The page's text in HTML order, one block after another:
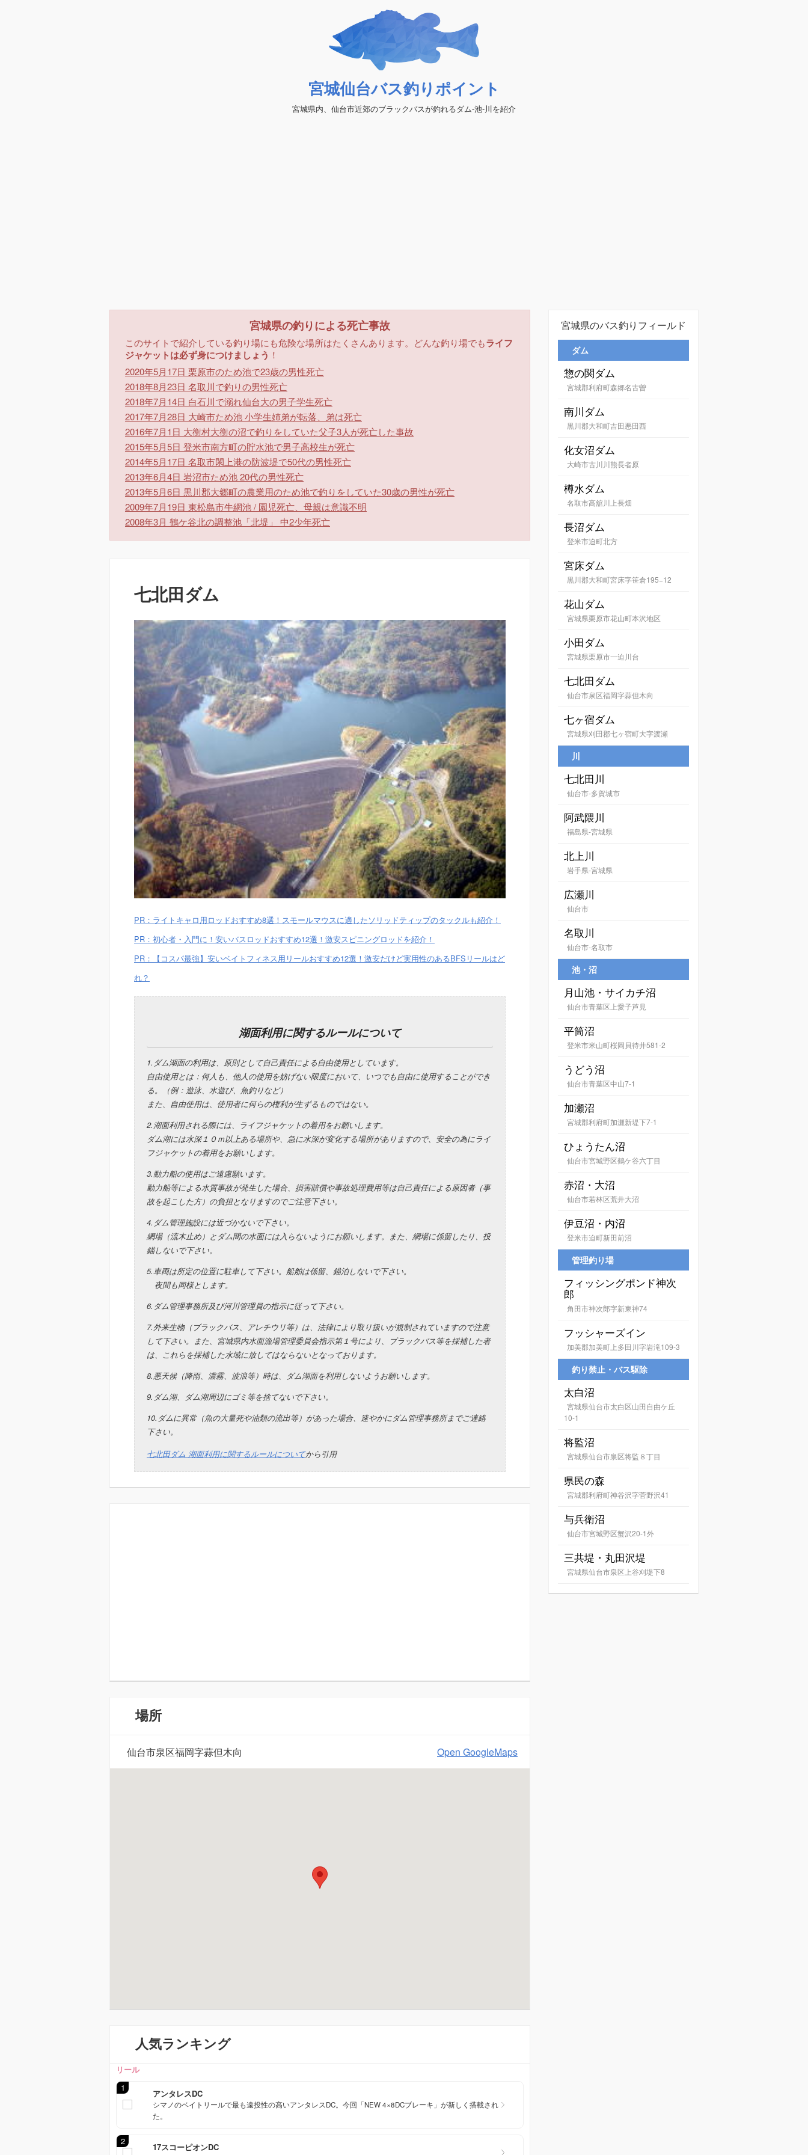
宮城仙台バス釣りポイント
宮城県内、仙台市近郊のブラックバスが釣れるダム-池-川を紹介
宮城県の釣りによる死亡事故
このサイトで紹介している釣り場にも危険な場所はたくさんあります。どんな釣り場でもライフ
ジャケットは必ず身につけましょう ！
2020年5月17日 栗原市のため池で23歳の男性死亡
2018年8月23日 名取川で釣りの男性死亡
2018年7月14日 白石川で溺れ仙台大の男子学生死亡
2017年7月28日 大崎市ため池 小学生姉弟が転落、弟は死亡
2016年7月1日 大衡村大衡の沼で釣りをしていた父子3人が死亡した事故
2015年5月5日 登米市南方町の貯水池で男子高校生が死亡
2014年5月17日 名取市閖上港の防波堤で50代の男性死亡
2013年6月4日 岩沼市ため池 20代の男性死亡
2013年5月6日 黒川郡大郷町の農業用のため池で釣りをしていた30歳の男性が死亡
2009年7月19日 東松島市牛網池 / 園児死亡、母親は意識不明
2008年3月 鶴ケ谷北の調整池「北堤」 中2少年死亡
七北田ダム
PR：ライトキャロ用ロッドおすすめ8選！スモールマウスに適したソリッドティップのタックルも紹介！
PR：初心者・入門に！安いバスロッドおすすめ12選！激安スピニングロッドを紹介！
PR：【コスパ最強】安いベイトフィネス用リールおすすめ12選！激安だけど実用性のあるBFSリールはど
れ？
湖面利用に関するルールについて
1.ダム湖面の利用は、原則として自己責任による自由使用としています。
自由使用とは：何人も、他人の使用を妨げない限度において、いつでも自由に使用することができ
る。（例：遊泳、水遊び、魚釣りなど）
また、自由使用は、使用者に何らの権利が生ずるものではない。
2.湖面利用される際には、ライフジャケットの着用をお願いします。
ダム湖には水深１０ｍ以上ある場所や、急に水深が変化する場所がありますので、安全の為にライ
フジャケットの着用をお願いします。
3.動力船の使用はご遠慮願います。
動力船等による水質事故が発生した場合、損害賠償や事故処理費用等は自己責任による原因者（事
故を起こした方）の負担となりますのでご注意下さい。
4.ダム管理施設には近づかないで下さい。
網場（流木止め）とダム間の水面には入らないようにお願いします。また、網場に係留したり、投
錨しないで下さい。
5.車両は所定の位置に駐車して下さい。船舶は係留、錨泊しないで下さい。
夜間も同様とします。
6.ダム管理事務所及び河川管理員の指示に従って下さい。
7.外来生物（ブラックバス、アレチウリ等）は、法律により取り扱いが規制されていますので注意
して下さい。また、宮城県内水面漁場管理委員会指示第１号により、ブラックバス等を採補した者
は、これらを採補した水域に放してはならないとなっております。
8.悪天候（降雨、濃霧、波浪等）時は、ダム湖面を利用しないようお願いします。
9.ダム湖、ダム湖周辺にゴミ等を捨てないで下さい。
10.ダムに異常（魚の大量死や油類の流出等）があった場合、速やかにダム管理事務所までご連絡
下さい。
七北田ダム 湖面利用に関するルールについてから引用
場所
仙台市泉区福岡字蒜但木向 Open GoogleMaps
人気ランキング
リール
1
アンタレスDC
シマノのベイトリールで最も遠投性の高いアンタレスDC。今回「NEW 4×8DCブレーキ」が新しく搭載され
た。
2
17スコーピオンDC
宮城県のバス釣りフィールド
ダム
惣の関ダム
宮城郡利府町森郷名古曽
南川ダム
黒川郡大和町吉田悪田西
化女沼ダム
大崎市古川川熊長者原
樽水ダム
名取市高舘川上長畑
長沼ダム
登米市迫町北方
宮床ダム
黒川郡大和町宮床字笹倉195−12
花山ダム
宮城県栗原市花山町本沢地区
小田ダム
宮城県栗原市一迫川台
七北田ダム
仙台市泉区福岡字蒜但木向
七ヶ宿ダム
宮城県刈田郡七ヶ宿町大字渡瀬
川
七北田川
仙台市-多賀城市
阿武隈川
福島県-宮城県
北上川
岩手県-宮城県
広瀬川
仙台市
名取川
仙台市-名取市
池・沼
月山池・サイカチ沼
仙台市青葉区上愛子芦見
平筒沼
登米市米山町桜岡貝待井581-2
うどう沼
仙台市青葉区中山7-1
加瀬沼
宮城郡利府町加瀬新堤下7-1
ひょうたん沼
仙台市宮城野区鶴ケ谷六丁目
赤沼・大沼
仙台市若林区荒井大沼
伊豆沼・内沼
登米市迫町新田前沼
管理釣り場
フィッシングポンド神次
郎
角田市神次郎字新東神74
フッシャーズイン
加美郡加美町上多田川字岩滝109-3
釣り禁止・バス駆除
太白沼
宮城県仙台市太白区山田自由ケ丘
10-1
将監沼
宮城県仙台市泉区将監８丁目
県民の森
宮城郡利府町神谷沢字菅野沢41
与兵衛沼
仙台市宮城野区蟹沢20-1外
三共堤・丸田沢堤
宮城県仙台市泉区上谷刈堤下8